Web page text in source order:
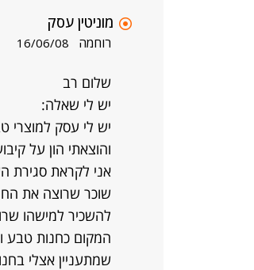
מוניטין עסק
רוחמה 16/06/08
שלום רב
יש לי שאלה:
והוצאתי הון על
אני לקראת סגירת
שוכר שרוצה את
להשכיר למישהו
המקום כחנות טבע
שמתעניין אצלי